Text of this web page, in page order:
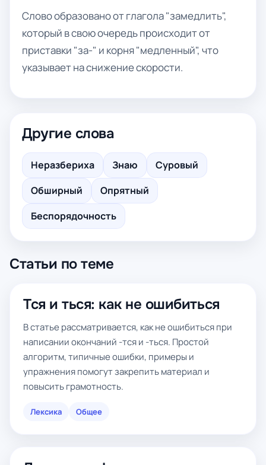
Слово образовано от глагола "замедлить",
который в свою очередь происходит от
приставки "за-" и корня "медленный", что
указывает на снижение скорости.
Другие слова
Неразбериха Знаю
Суровый
Обширный
Опрятный
Беспорядочность
Статьи по теме
Тся и ться: как не ошибиться
В статье рассматривается, как не ошибиться при
написании окончаний -тся и -ться. Простой
алгоритм, типичные ошибки, примеры и
упражнения помогут закрепить материал и
повысить грамотность.
Лексика Общее